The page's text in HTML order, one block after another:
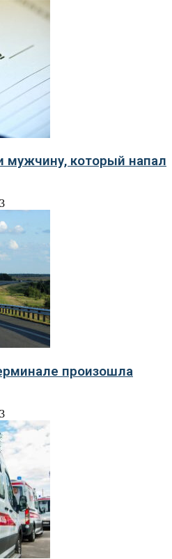
мужчину, который напал
произошла